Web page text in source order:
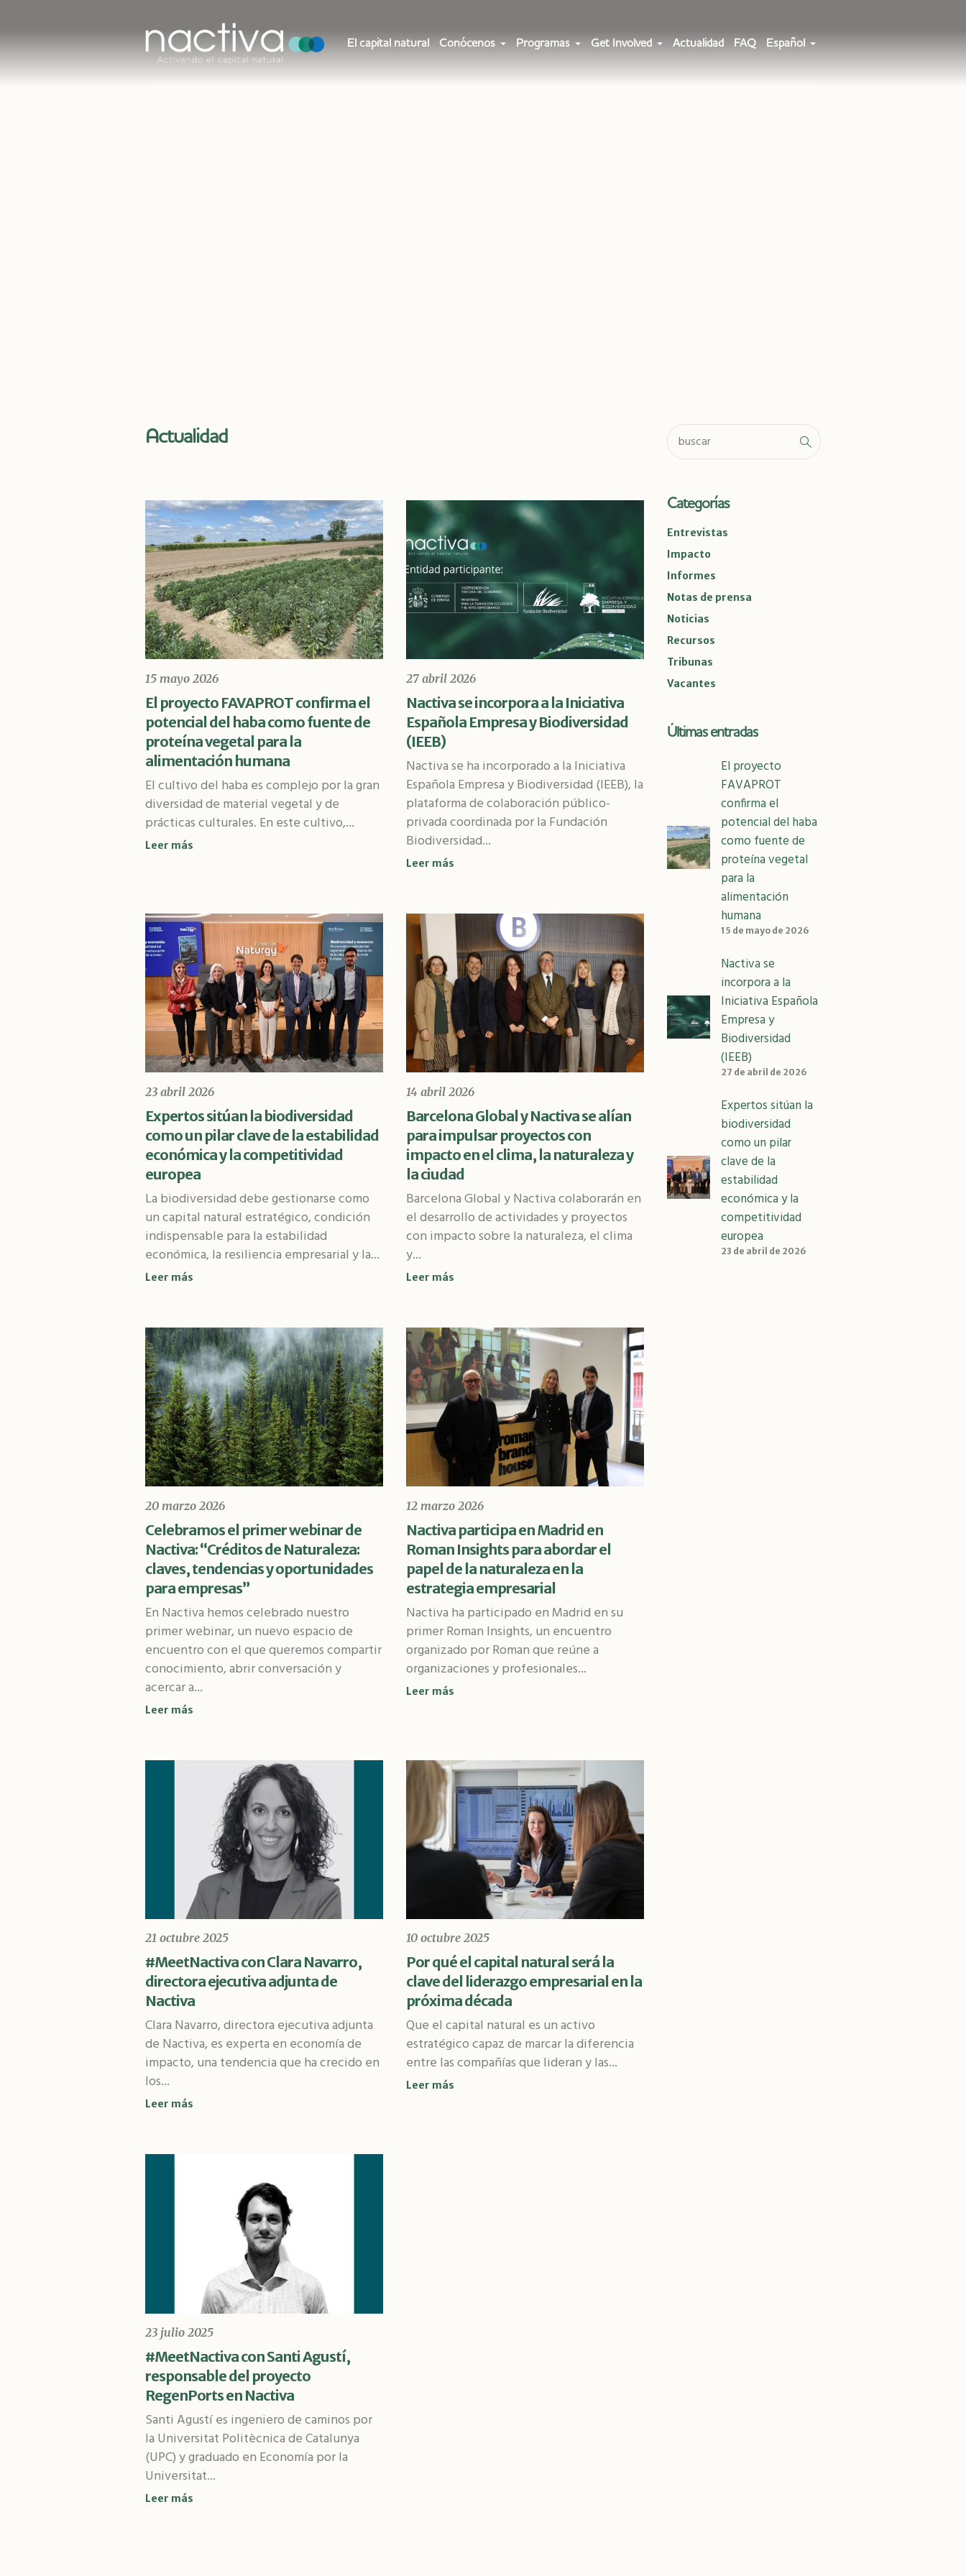
El capital natural Conócenos Programas Get Involved Actualidad FAQ Español
Actualidad
15 mayo 2026
El proyecto FAVAPROT confirma el
potencial del haba como fuente de
proteína vegetal para la
alimentación humana
El cultivo del haba es complejo por la gran
diversidad de material vegetal y de
prácticas culturales. En este cultivo,...
Leer más
27 abril 2026
Nactiva se incorpora a la Iniciativa
Española Empresa y Biodiversidad
(IEEB)
Nactiva se ha incorporado a la Iniciativa
Española Empresa y Biodiversidad (IEEB), la
plataforma de colaboración público-
privada coordinada por la Fundación
Biodiversidad...
Leer más
23 abril 2026
Expertos sitúan la biodiversidad
como un pilar clave de la estabilidad
económica y la competitividad
europea
La biodiversidad debe gestionarse como
un capital natural estratégico, condición
indispensable para la estabilidad
económica, la resiliencia empresarial y la...
Leer más
14 abril 2026
Barcelona Global y Nactiva se alían
para impulsar proyectos con
impacto en el clima, la naturaleza y
la ciudad
Barcelona Global y Nactiva colaborarán en
el desarrollo de actividades y proyectos
con impacto sobre la naturaleza, el clima
y...
Leer más
20 marzo 2026
Celebramos el primer webinar de
Nactiva: “Créditos de Naturaleza:
claves, tendencias y oportunidades
para empresas”
En Nactiva hemos celebrado nuestro
primer webinar, un nuevo espacio de
encuentro con el que queremos compartir
conocimiento, abrir conversación y
acercar a...
Leer más
12 marzo 2026
Nactiva participa en Madrid en
Roman Insights para abordar el
papel de la naturaleza en la
estrategia empresarial
Nactiva ha participado en Madrid en su
primer Roman Insights, un encuentro
organizado por Roman que reúne a
organizaciones y profesionales...
Leer más
21 octubre 2025
#MeetNactiva con Clara Navarro,
directora ejecutiva adjunta de
Nactiva
Clara Navarro, directora ejecutiva adjunta
de Nactiva, es experta en economía de
impacto, una tendencia que ha crecido en
los...
Leer más
10 octubre 2025
Por qué el capital natural será la
clave del liderazgo empresarial en la
próxima década
Que el capital natural es un activo
estratégico capaz de marcar la diferencia
entre las compañías que lideran y las...
Leer más
23 julio 2025
#MeetNactiva con Santi Agustí,
responsable del proyecto
RegenPorts en Nactiva
Santi Agustí es ingeniero de caminos por
la Universitat Politècnica de Catalunya
(UPC) y graduado en Economía por la
Universitat...
Leer más
Categorías
Entrevistas
Impacto
Informes
Notas de prensa
Noticias
Recursos
Tribunas
Vacantes
Últimas entradas
El proyecto
FAVAPROT
confirma el
potencial del haba
como fuente de
proteína vegetal
para la
alimentación
humana
15 de mayo de 2026
Nactiva se
incorpora a la
Iniciativa Española
Empresa y
Biodiversidad
(IEEB)
27 de abril de 2026
Expertos sitúan la
biodiversidad
como un pilar
clave de la
estabilidad
económica y la
competitividad
europea
23 de abril de 2026